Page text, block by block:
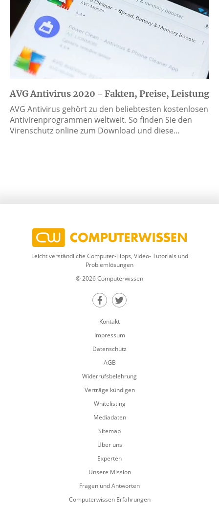
AVG Antivirus 2020 - Fakten, Preise, Leistung
AVG Antivirus gehört zu den beliebtesten kostenlosen
Antivirenprogrammen weltweit. So finden Sie den
Virenschutz online zum Download und diese…
Leicht verständliche Computer-Tipps, Video- Tutorials und
Problemlösungen
© 2026 Computerwissen
Teilen auf Facebook
Teilen auf Twitter
Kontakt
Impressum
Datenschutz
AGB
Widerrufsbelehrung
Verträge kündigen
Whitelisting
Mediadaten
Sitemap
Über uns
Experten
Unsere Mission
Fragen und Antworten
Computerwissen Erfahrungen